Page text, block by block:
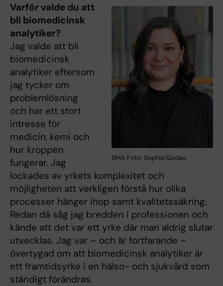
BMA Foto: Sophia Godau
Varför valde du att
bli biomedicinsk
analytiker?
Jag valde att bli
biomedicinsk
analytiker eftersom
jag tycker om
problemlösning
och har ett stort
intresse för
medicin, kemi och
hur kroppen
fungerar. Jag
lockades av yrkets komplexitet och
möjligheten att verkligen förstå hur olika
processer hänger ihop samt kvalitetssäkring.
Redan då såg jag bredden i professionen och
kände att det var ett yrke där man aldrig slutar
utvecklas. Jag var – och är fortfarande –
övertygad om att biomedicinsk analytiker är
ett framtidsyrke i en hälso- och sjukvård som
ständigt förändras.